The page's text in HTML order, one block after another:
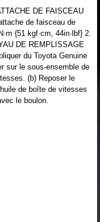
DE FAISCEAU
de faisceau de
{51 kgf·cm, 44in·lbf} 2.
DE REMPLISSAGE
du Toyota Genuine
sur le sous-ensemble de
(b) Reposer le
de boîte de vitesses
le boulon.